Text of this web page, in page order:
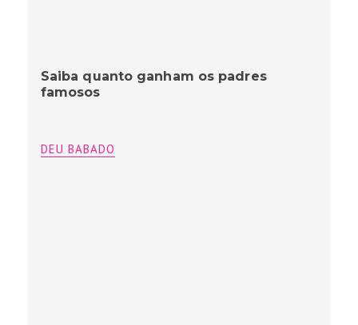
Saiba quanto ganham os padres
famosos
DEU BABADO